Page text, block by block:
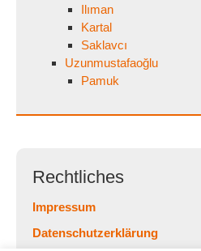
Ilıman
Kartal
Saklavcı
Uzunmustafaoğlu
Pamuk
Rechtliches
Impressum
Datenschutzerklärung